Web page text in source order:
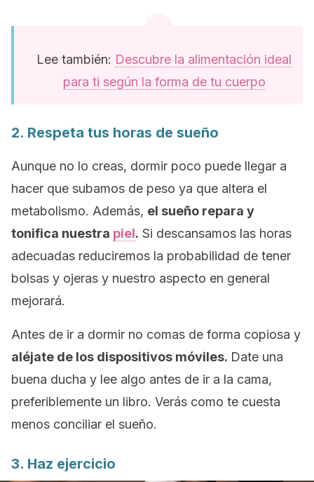
Lee también: Descubre la alimentación ideal
para ti según la forma de tu cuerpo
2. Respeta tus horas de sueño
Aunque no lo creas, dormir poco puede llegar a
hacer que subamos de peso ya que altera el
metabolismo. Además, el sueño repara y
tonifica nuestra piel. Si descansamos las horas
adecuadas reduciremos la probabilidad de tener
bolsas y ojeras y nuestro aspecto en general
mejorará.
Antes de ir a dormir no comas de forma copiosa y
aléjate de los dispositivos móviles. Date una
buena ducha y lee algo antes de ir a la cama,
preferiblemente un libro. Verás como te cuesta
menos conciliar el sueño.
3. Haz ejercicio